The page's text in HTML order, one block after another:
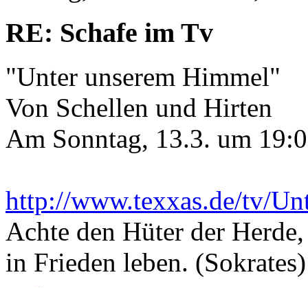
RE: Schafe im Tv
"Unter unserem Himmel"
Von Schellen und Hirten
Am Sonntag, 13.3. um
http://www.texxas.de/tv/
Achte den Hüter der
in Frieden leben. (Sokrates)